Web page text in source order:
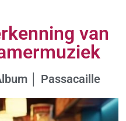
van
│ Passacaille